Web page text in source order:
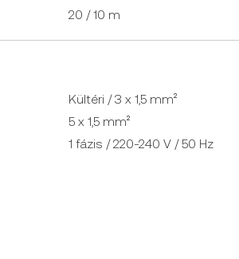
20 / 10 m
Kültéri / 3 x 1,5 mm²
5 x 1,5 mm²
1 fázis / 220-240 V / 50 Hz